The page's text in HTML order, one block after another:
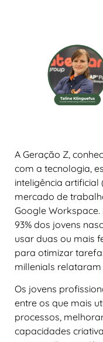
A Geração Z,
com a tecnologia,
inteligência artificial
mercado de
Google
93% dos jovens
usar duas ou mais
para otimizar
millenials
Os jovens
entre os que mais
processos,
capacidades